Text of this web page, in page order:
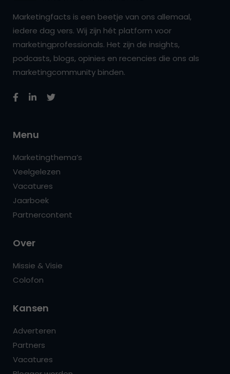
Marketingfacts is een beetje van ons allemaal,
iedere dag vers. Wij zijn hét platform voor
marketingprofessionals. Het zijn de insights,
podcasts, blogs, opinies en recencies die ons als
marketingcommunity binden.
Menu
Marketingthema’s
Veelgelezen
Vacatures
Jaarboek
Partnercontent
Over
Missie & Visie
Colofon
Kansen
Adverteren
Partners
Vacatures